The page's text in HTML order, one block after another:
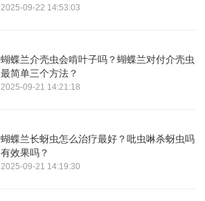
2025-09-22 14:53:03
蝴蝶兰介壳虫会啃叶子吗？蝴蝶兰对付介壳虫
最简单三个方法？
2025-09-21 14:21:18
蝴蝶兰长蚜虫怎么治疗最好？吡虫啉杀蚜虫吗
有效果吗？
2025-09-21 14:19:30